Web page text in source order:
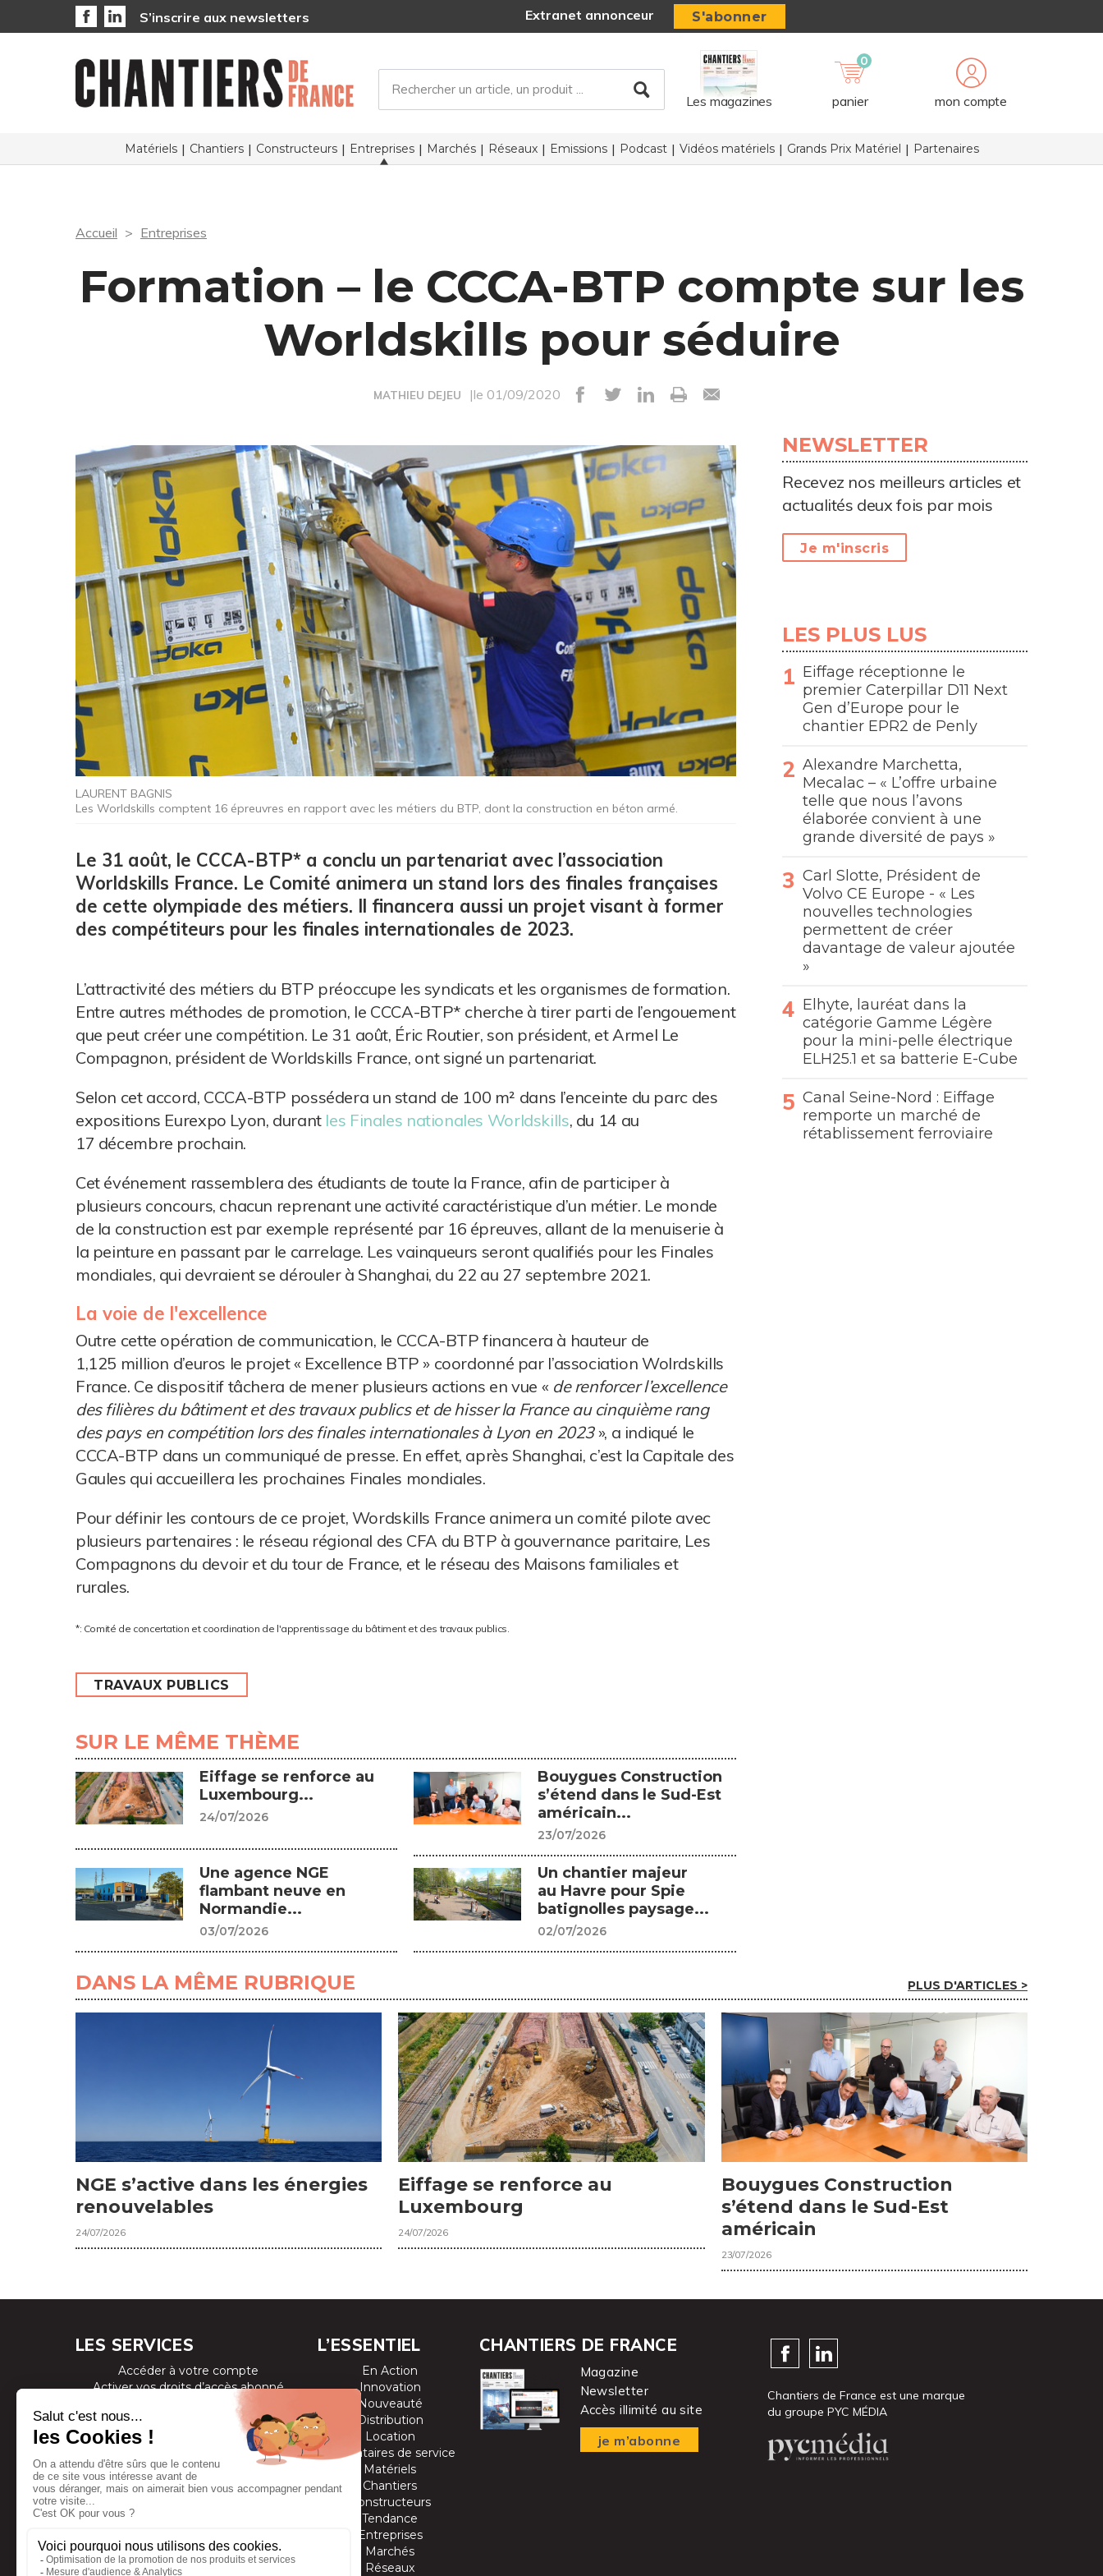
S’inscrire aux newsletters Extranet annonceur S'abonner
Les magazines
0
panier mon compte
Matériels Chantiers Constructeurs Entreprises Marchés Réseaux Emissions Podcast Vidéos matériels Grands Prix Matériel Partenaires
Accueil Entreprises
Formation – le CCCA-BTP compte sur les
Worldskills pour séduire
MATHIEU DEJEU |le 01/09/2020
LAURENT BAGNIS
Les Worldskills comptent 16 épreuvres en rapport avec les métiers du BTP, dont la construction en béton armé.
Le 31 août, le CCCA-BTP* a conclu un partenariat avec l’association
Worldskills France. Le Comité animera un stand lors des finales françaises
de cette olympiade des métiers. Il financera aussi un projet visant à former
des compétiteurs pour les finales internationales de 2023.
L’attractivité des métiers du BTP préoccupe les syndicats et les organismes de formation.
Entre autres méthodes de promotion, le CCCA-BTP* cherche à tirer parti de l’engouement
que peut créer une compétition. Le 31 août, Éric Routier, son président, et Armel Le
Compagnon, président de Worldskills France, ont signé un partenariat.
Selon cet accord, CCCA-BTP possédera un stand de 100 m² dans l’enceinte du parc des
expositions Eurexpo Lyon, durant les Finales nationales Worldskills, du 14 au
17 décembre prochain.
Cet événement rassemblera des étudiants de toute la France, afin de participer à
plusieurs concours, chacun reprenant une activité caractéristique d’un métier. Le monde
de la construction est par exemple représenté par 16 épreuves, allant de la menuiserie à
la peinture en passant par le carrelage. Les vainqueurs seront qualifiés pour les Finales
mondiales, qui devraient se dérouler à Shanghai, du 22 au 27 septembre 2021.
La voie de l'excellence
Outre cette opération de communication, le CCCA-BTP financera à hauteur de
1,125 million d’euros le projet « Excellence BTP » coordonné par l’association Wolrdskills
France. Ce dispositif tâchera de mener plusieurs actions en vue « de renforcer l’excellence
des filières du bâtiment et des travaux publics et de hisser la France au cinquième rang
des pays en compétition lors des finales internationales à Lyon en 2023», a indiqué le
CCCA-BTP dans un communiqué de presse. En effet, après Shanghai, c’est la Capitale des
Gaules qui accueillera les prochaines Finales mondiales.
Pour définir les contours de ce projet, Wordskills France animera un comité pilote avec
plusieurs partenaires : le réseau régional des CFA du BTP à gouvernance paritaire, Les
Compagnons du devoir et du tour de France, et le réseau des Maisons familiales et
rurales.
*: Comité de concertation et coordination de l'apprentissage du bâtiment et des travaux publics.
TRAVAUX PUBLICS
SUR LE MÊME THÈME
Eiffage se renforce au
Luxembourg...
24/07/2026
Bouygues Construction
s’étend dans le Sud-Est
américain...
23/07/2026
Une agence NGE
flambant neuve en
Normandie...
03/07/2026
Un chantier majeur
au Havre pour Spie
batignolles paysage...
02/07/2026
NEWSLETTER
Recevez nos meilleurs articles et
actualités deux fois par mois
Je m'inscris
LES PLUS LUS
Eiffage réceptionne le
premier Caterpillar D11 Next
Gen d’Europe pour le
chantier EPR2 de Penly
Alexandre Marchetta,
Mecalac – « L’offre urbaine
telle que nous l’avons
élaborée convient à une
grande diversité de pays »
Carl Slotte, Président de
Volvo CE Europe - « Les
nouvelles technologies
permettent de créer
davantage de valeur ajoutée
»
Elhyte, lauréat dans la
catégorie Gamme Légère
pour la mini-pelle électrique
ELH25.1 et sa batterie E-Cube
Canal Seine-Nord : Eiffage
remporte un marché de
rétablissement ferroviaire
DANS LA MÊME RUBRIQUE PLUS D'ARTICLES >
NGE s’active dans les énergies
renouvelables
24/07/2026
Eiffage se renforce au
Luxembourg
24/07/2026
Bouygues Construction
s’étend dans le Sud-Est
américain
23/07/2026
LES SERVICES
Accéder à votre compte
Activer vos droits d’accès abonné
Consulter les magazines
S’inscrire aux newsletters
Devenir annonceur
Se connecter à l’extranet annonceur
Nous contacter
L’ESSENTIEL
En Action
Innovation
Nouveauté
Distribution
Location
Prestataires de service
Matériels
Chantiers
Constructeurs
Tendance
Entreprises
Marchés
Réseaux
CHANTIERS DE FRANCE
Magazine
Newsletter
Accès illimité au site
je m’abonne
Chantiers de France est une marque
du groupe PYC MÉDIA